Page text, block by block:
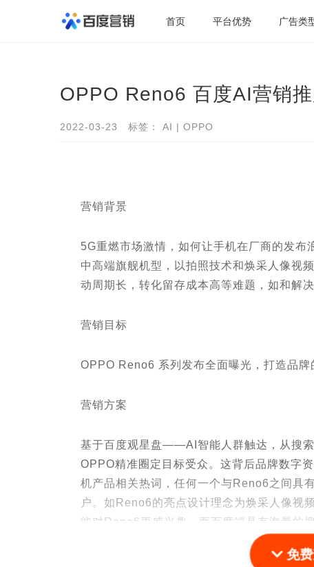
首页 平台优势 广告类
OPPO Reno6 百度AI营销
2022-03-23 标签： AI | OPPO
营销背景
5G重燃市场激情，如何让手机在厂商的发
中高端旗舰机型，以拍照技术和焕采人像视
动周期长，转化留存成本高等难题，如和解
营销目标
OPPO Reno6 系列发布全面曝光，打造品牌
营销方案
基于百度观星盘——AI智能人群触达，从搜索
OPPO精准圈定目标受众。这背后品牌数字
机产品相关热词，任何一个与Reno6之间具
户。如Reno6的亮点设计理念为焕采人像视
能对Reno6更感兴趣。而百度端具有海量
和判断能力，能更精准找到对人像、视频、
的匹配度，使得与用户的精准链接成为可能。
免